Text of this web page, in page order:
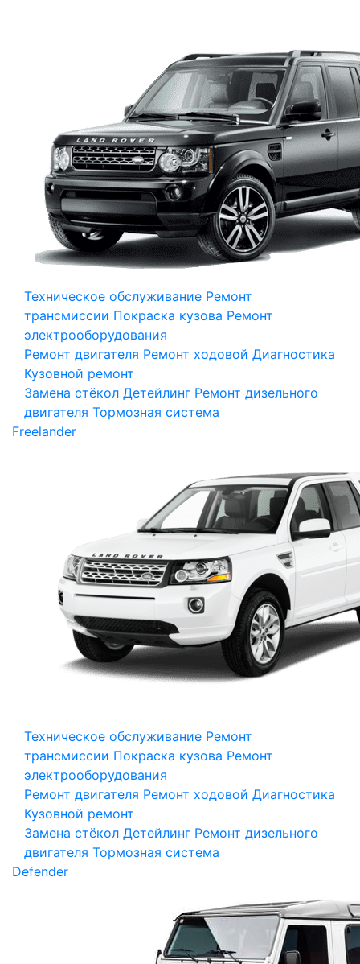
Техническое обслуживание Ремонт
трансмиссии Покраска кузова Ремонт
электрооборудования
Ремонт двигателя Ремонт ходовой Диагностика
Кузовной ремонт
Замена стёкол Детейлинг Ремонт дизельного
двигателя Тормозная система
Freelander
Техническое обслуживание Ремонт
трансмиссии Покраска кузова Ремонт
электрооборудования
Ремонт двигателя Ремонт ходовой Диагностика
Кузовной ремонт
Замена стёкол Детейлинг Ремонт дизельного
двигателя Тормозная система
Defender